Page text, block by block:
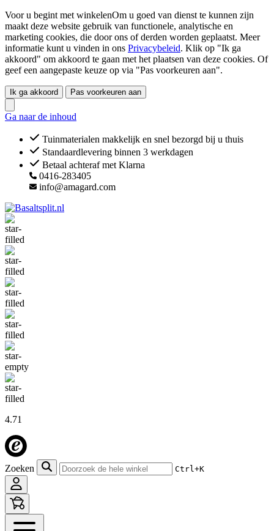
Voor u begint met winkelenOm u goed van dienst te kunnen zijn
maakt deze website gebruik van functionele, analytische en
marketing cookies, die door ons of derden worden geplaatst. Meer
informatie kunt u vinden in ons Privacybeleid. Klik op "Ik ga
akkoord" om akkoord te gaan met het plaatsen van deze cookies. Of
geef een aangepaste keuze op via "Pas voorkeuren aan".
Ik ga akkoord Pas voorkeuren aan
Ga naar de inhoud
Tuinmaterialen makkelijk en snel bezorgd bij u thuis
Standaardlevering binnen 3 werkdagen
Betaal achteraf met Klarna
0416-283405
info@amagard.com
4.71
Zoeken Ctrl+K